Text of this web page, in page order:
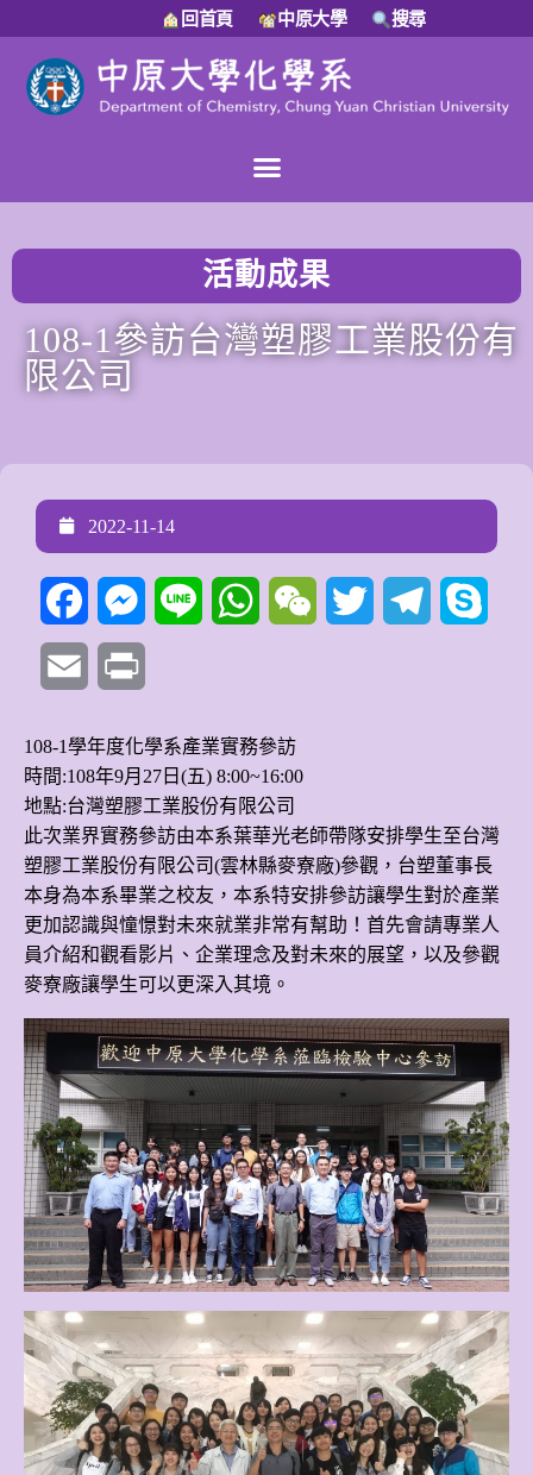
回首頁 中原大學 搜尋
活動成果
108-1參訪台灣塑膠工業股份有
限公司
2022-11-14
FacebookMessengerLine WhatsAppWeChat Twitter Telegram
Email
108-1學年度化學系產業實務參訪
時間:108年9月27日(五) 8:00~16:00
地點:台灣塑膠工業股份有限公司
此次業界實務參訪由本系葉華光老師帶隊安排學生至台灣
塑膠工業股份有限公司(雲林縣麥寮廠)參觀，台塑董事長
本身為本系畢業之校友，本系特安排參訪讓學生對於產業
更加認識與憧憬對未來就業非常有幫助！首先會請專業人
員介紹和觀看影片、企業理念及對未來的展望，以及參觀
麥寮廠讓學生可以更深入其境。